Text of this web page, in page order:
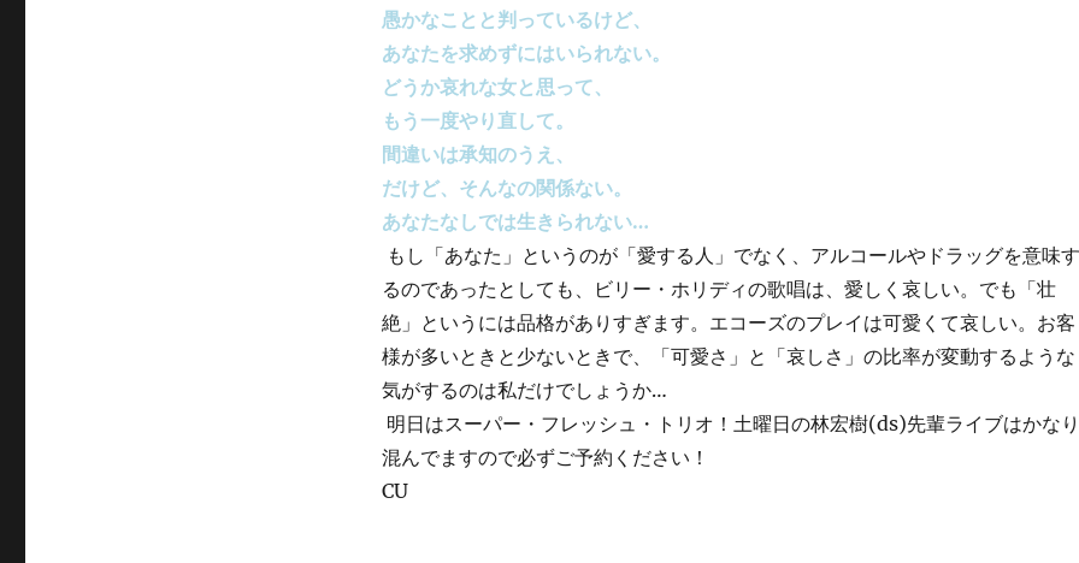
愚かなことと判っているけど、
あなたを求めずにはいられない。
どうか哀れな女と思って、
もう一度やり直して。
間違いは承知のうえ、
だけど、そんなの関係ない。
あなたなしでは生きられない…
もし「あなた」というのが「愛する人」でなく、アルコールやドラッグを意味す
るのであったとしても、ビリー・ホリディの歌唱は、愛しく哀しい。でも「壮
絶」というには品格がありすぎます。エコーズのプレイは可愛くて哀しい。お客
様が多いときと少ないときで、「可愛さ」と「哀しさ」の比率が変動するような
気がするのは私だけでしょうか…
明日はスーパー・フレッシュ・トリオ！土曜日の林宏樹(ds)先輩ライブはかなり
混んでますので必ずご予約ください！
CU